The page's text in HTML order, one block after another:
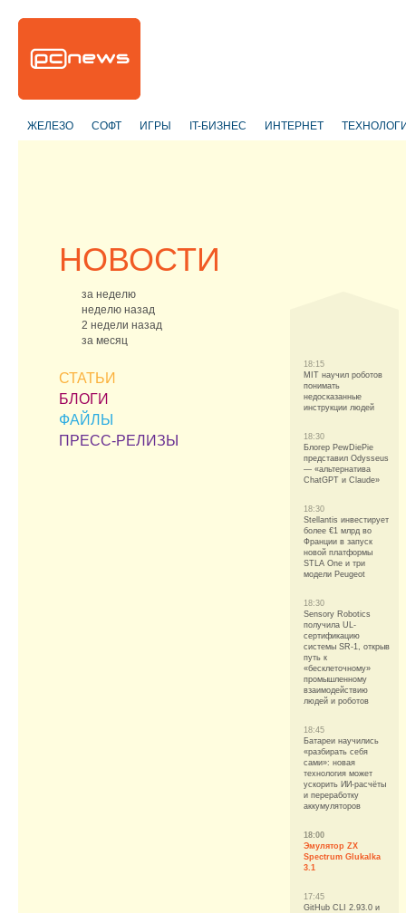
ЖЕЛЕЗО СОФТ ИГРЫ IT-БИЗНЕС ИНТЕРНЕТ
НОВОСТИ
за неделю
неделю назад
2 недели назад
за месяц
СТАТЬИ
БЛОГИ
ФАЙЛЫ
ПРЕСС-РЕЛИЗЫ
18:15
MIT научил роботов
понимать
недосказанные
инструкции людей
18:30
Блогер PewDiePie
представил Odysseus
— «альтернатива
ChatGPT и Claude»
18:30
Stellantis инвестирует
более €1 млрд во
Франции в запуск
новой платформы
STLA One и три
модели Peugeot
18:30
Sensory Robotics
получила UL-
сертификацию
системы SR-1, открыв
путь к
«бесклеточному»
промышленному
взаимодействию
людей и роботов
18:45
Батареи научились
«разбирать себя
сами»: новая
технология может
ускорить ИИ-расчёты
и переработку
аккумуляторов
18:00
Эмулятор ZX
Spectrum Glukalka
3.1
17:45
GitHub CLI 2.93.0 и